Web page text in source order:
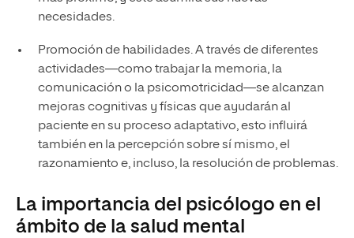
necesidades.
Promoción de habilidades. A través de diferentes
actividades—como trabajar la memoria, la
comunicación o la psicomotricidad—se alcanzan
mejoras cognitivas y físicas que ayudarán al
paciente en su proceso adaptativo, esto influirá
también en la percepción sobre sí mismo, el
razonamiento e, incluso, la resolución de problemas.
La importancia del psicólogo en el
ámbito de la salud mental